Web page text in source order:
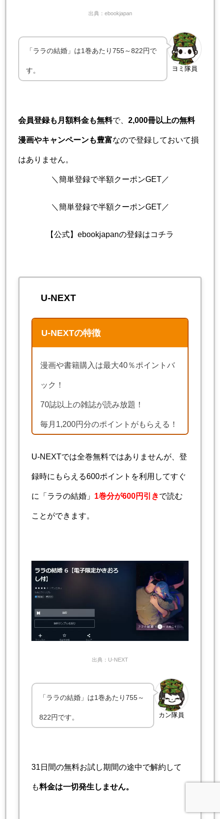
出典：ebookjapan
ヨミ隊員
「ララの結婚」は1巻あたり755～822円で
す。
会員登録も月額料金も無料で、 2,000冊以上の無料
漫画やキャンペーンも豊富なので登録しておいて損
はありません。
＼簡単登録で半額クーポンGET／
＼簡単登録で半額クーポンGET／
【公式】ebookjapanの登録はコチラ
U-NEXT
U-NEXTの特徴
漫画や書籍購入は最大40％ポイントバ
ック！
70誌以上の雑誌が読み放題！
毎月1,200円分のポイントがもらえる！
U-NEXTでは全巻無料ではありませんが、登
録時にもらえる600ポイントを利用してすぐ
に「ララの結婚」 1巻分が600円引きで読む
ことができます。
出典：U-NEXT
カン隊員
「ララの結婚」は1巻あたり755～
822円です。
31日間の無料お試し期間の途中で解約して
も料金は一切発生しません。